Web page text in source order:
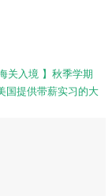
海关入境 】秋季学期
国提供带薪实习的大